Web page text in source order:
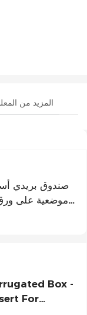
المزيد من
صندوق بريدي
موضعية على
Box -
For